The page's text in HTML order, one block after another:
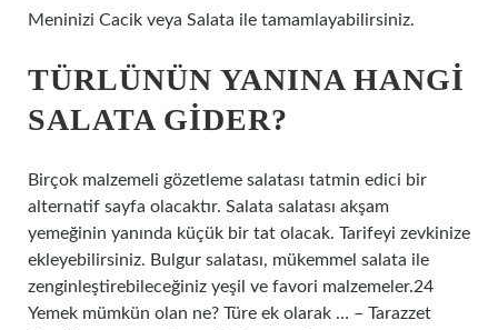
Meninizi Cacik veya Salata ile tamamlayabilirsiniz.
TÜRLÜNÜN YANINA HANGI
SALATA GIDER?
Birçok malzemeli gözetleme salatası tatmin edici bir
alternatif sayfa olacaktır. Salata salatası akşam
yemeğinin yanında küçük bir tat olacak. Tarifeyi zevkinize
ekleyebilirsiniz. Bulgur salatası, mükemmel salata ile
zenginleştirebileceğiniz yeşil ve favori malzemeler.24
Yemek mümkün olan ne? Türe ek olarak … – Tarazzet